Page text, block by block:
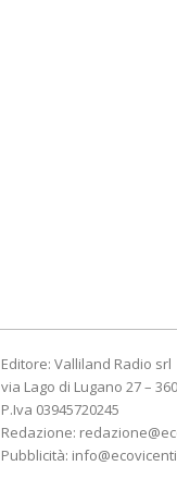
Editore: Valliland Radio srl
via Lago di Lugano 27 –
P.Iva 03945720245
Redazione:
Pubblicità: